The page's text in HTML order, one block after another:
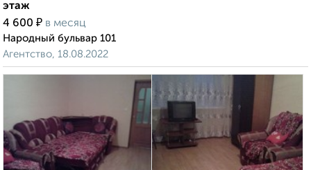
этаж
4 600 ₽ в месяц
Народный бульвар 101
Агентство, 18.08.2022